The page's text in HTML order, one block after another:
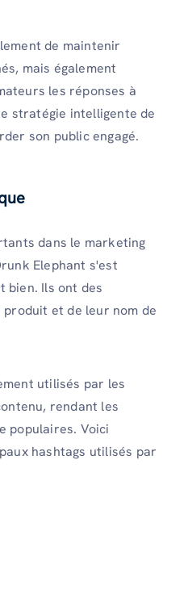
de maintenir
mais également
les réponses à
stratégie intelligente de
son public engagé.
dans le marketing
Elephant s'est
bien. Ils ont des
et de leur nom de
utilisés par les
rendant les
populaires. Voici
hashtags utilisés par